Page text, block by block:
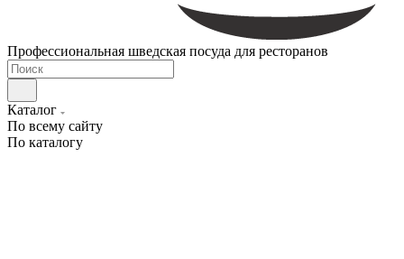
Профессиональная шведская посуда для ресторанов
Каталог
По всему сайту
По каталогу